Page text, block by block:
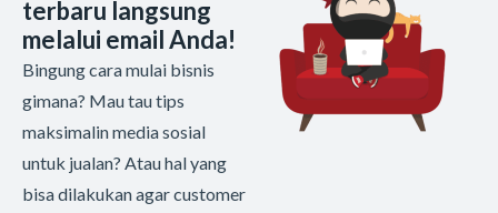
terbaru langsung
melalui email Anda!
Bingung cara mulai bisnis
gimana? Mau tau tips
maksimalin media sosial
untuk jualan? Atau hal yang
bisa dilakukan agar customer